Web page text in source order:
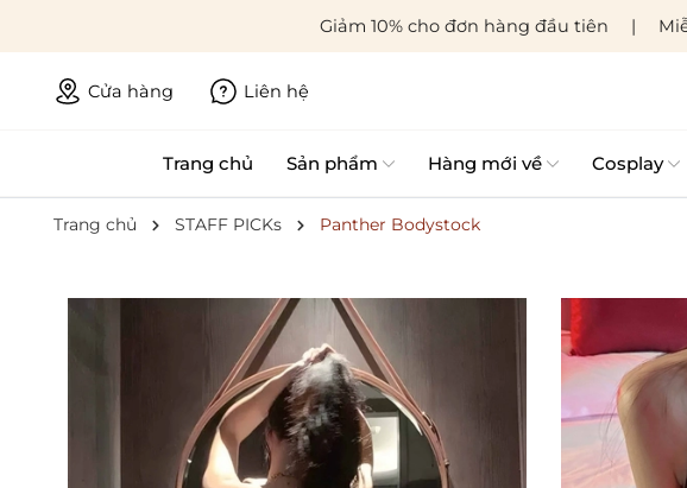
Giảm 10% cho đơn hàng đầu tiên
Cửa hàng Liên hệ
Trang chủ Sản phẩm Hàng mới về Cosplay
Trang chủ STAFF PICKs Panther Bodystock